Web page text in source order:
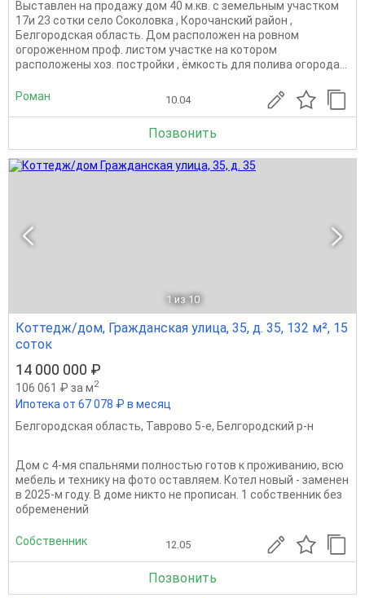
Выставлен на продажу дом 40 м.кв. с земельным участком
17и 23 сотки село Соколовка , Корочанский район ,
Белгородская область. Дом расположен на ровном
огороженном проф. листом участке на котором
расположены хоз. постройки , ёмкость для полива огорода...
Роман 10.04
Позвонить
1 из 10
Коттедж/дом, Гражданская улица, 35, д. 35, 132 м², 15
соток
14 000 000 ₽
106 061 ₽ за м2
Ипотека от 67 078 ₽ в месяц
Белгородская область, Таврово 5-е, Белгородский р-н
Дом с 4-мя спальнями полностью готов к проживанию, всю
мебель и технику на фото оставляем. Котел новый - заменен
в 2025-м году. В доме никто не прописан. 1 собственник без
обременений
Собственник 12.05
Позвонить